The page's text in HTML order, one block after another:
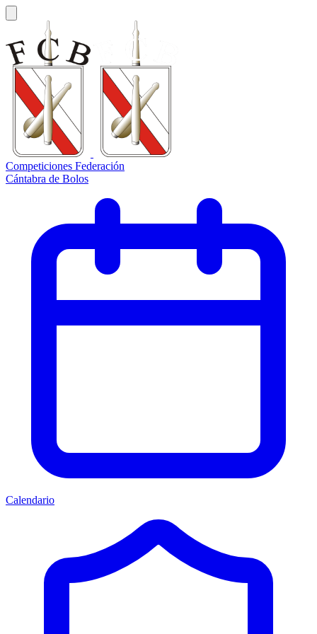
Competiciones Federación
Cántabra de Bolos
Calendario